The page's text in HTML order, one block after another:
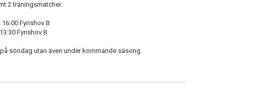
2 träningsmatcher.
Fyrishov B
Fyrishov B
söndag utan även under kommande säsong.